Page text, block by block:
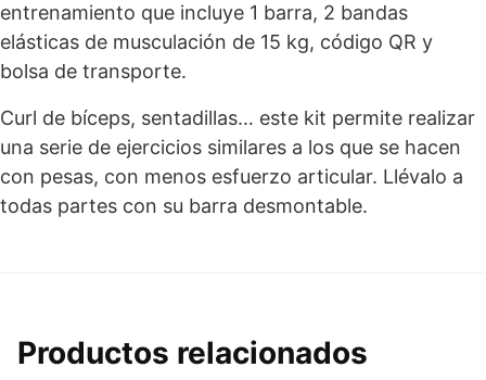
entrenamiento que incluye 1 barra, 2 bandas
elásticas de musculación de 15 kg, código QR y
bolsa de transporte.
Curl de bíceps, sentadillas… este kit permite realizar
una serie de ejercicios similares a los que se hacen
con pesas, con menos esfuerzo articular. Llévalo a
todas partes con su barra desmontable.
Productos relacionados